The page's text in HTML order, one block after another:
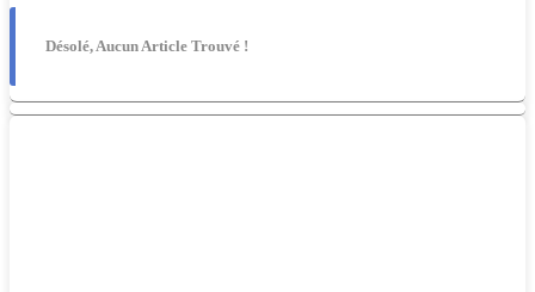
Désolé, Aucun Article Trouvé !